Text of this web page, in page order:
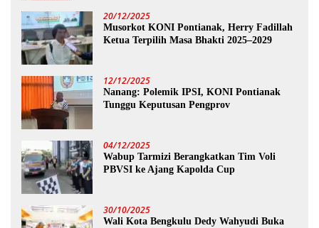
20/12/2025
Musorkot KONI Pontianak, Herry Fadillah
Ketua Terpilih Masa Bhakti 2025–2029
12/12/2025
Nanang: Polemik IPSI, KONI Pontianak
Tunggu Keputusan Pengprov
04/12/2025
Wabup Tarmizi Berangkatkan Tim Voli
PBVSI ke Ajang Kapolda Cup
30/10/2025
Wali Kota Bengkulu Dedy Wahyudi Buka